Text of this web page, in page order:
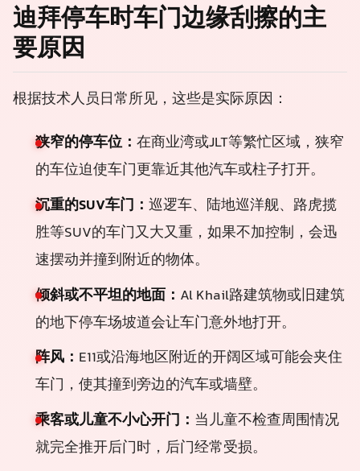
迪拜停车时车门边缘刮擦的主
要原因
根据技术人员日常所见，这些是实际原因：
狭窄的停车位： 在商业湾或JLT等繁忙区域，狭窄
的车位迫使车门更靠近其他汽车或柱子打开。
沉重的SUV车门： 巡逻车、陆地巡洋舰、路虎揽
胜等SUV的车门又大又重，如果不加控制，会迅
速摆动并撞到附近的物体。
倾斜或不平坦的地面： Al Khail路建筑物或旧建筑
的地下停车场坡道会让车门意外地打开。
阵风： E11或沿海地区附近的开阔区域可能会夹住
车门，使其撞到旁边的汽车或墙壁。
乘客或儿童不小心开门： 当儿童不检查周围情况
就完全推开后门时，后门经常受损。